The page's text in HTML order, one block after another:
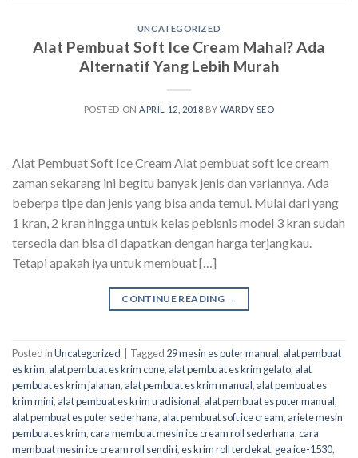
UNCATEGORIZED
Alat Pembuat Soft Ice Cream Mahal? Ada
Alternatif Yang Lebih Murah
POSTED ONAPRIL 12, 2018 BYWARDY SEO
Alat Pembuat Soft Ice Cream Alat pembuat soft ice cream
zaman sekarang ini begitu banyak jenis dan variannya. Ada
beberpa tipe dan jenis yang bisa anda temui. Mulai dari yang
1 kran, 2 kran hingga untuk kelas pebisnis model 3 kran sudah
tersedia dan bisa di dapatkan dengan harga terjangkau.
Tetapi apakah iya untuk membuat […]
CONTINUE READING →
Posted inUncategorized Tagged 29 mesin es puter manual, alat pembuat
es krim, alat pembuat es krim cone, alat pembuat es krim gelato, alat
pembuat es krim jalanan, alat pembuat es krim manual, alat pembuat es
krim mini, alat pembuat es krim tradisional, alat pembuat es puter manual,
alat pembuat es puter sederhana, alat pembuat soft ice cream, ariete mesin
pembuat es krim,cara membuat mesin ice cream roll sederhana,cara
membuat mesin ice cream roll sendiri,es krim roll terdekat, gea ice-1530,